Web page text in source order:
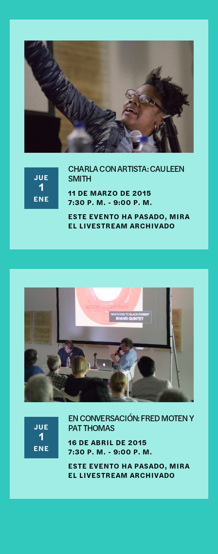
JUE
1
ENE
CHARLA CON ARTISTA: CAULEEN
SMITH
11 DE MARZO DE 2015
7:30 P. M. - 9:00 P. M.
ESTE EVENTO HA PASADO, MIRA
EL LIVESTREAM ARCHIVADO
JUE
1
ENE
EN CONVERSACIÓN: FRED MOTEN Y
PAT THOMAS
16 DE ABRIL DE 2015
7:30 P. M. - 9:00 P. M.
ESTE EVENTO HA PASADO, MIRA
EL LIVESTREAM ARCHIVADO